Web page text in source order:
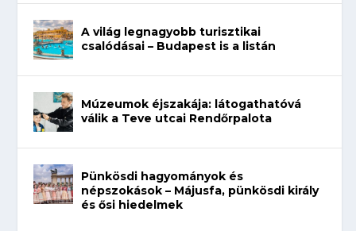
A világ legnagyobb turisztikai
csalódásai – Budapest is a listán
Múzeumok éjszakája: látogathatóvá
válik a Teve utcai Rendőrpalota
Pünkösdi hagyományok és
népszokások – Májusfa, pünkösdi király
és ősi hiedelmek